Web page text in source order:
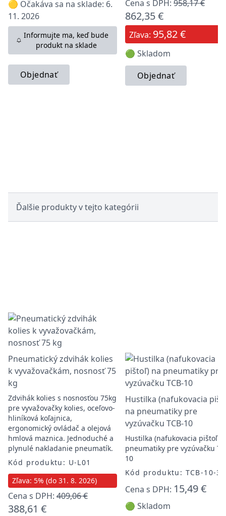
🟡 Očakáva sa na sklade: 6.
11. 2026
Informujte ma, keď bude
produkt na sklade
Objednať
Cena s DPH: 958,17 €
862,35 €
Zľava: 95,82 €
🟢 Skladom
Objednať
Ďalšie produkty v tejto kategórii
Pneumatický zdvihák kolies
k vyvažovačkám, nosnosť 75
kg
Zdvihák kolies s nosnosťou 75kg
pre vyvažovačky kolies, oceľovo-
hliníková koľajnica,
ergonomický ovládač a olejová
hmlová maznica. Jednoduché a
plynulé nakladanie pneumatík.
Kód produktu: U-L01
Zľava: 5% (do 31. 8. 2026)
Cena s DPH: 409,06 €
388,61 €
Hustilka (nafukovacia
na pneumatiky pre
vyzúvačku TCB-10
Hustilka (nafukovacia pištoľ)
pneumatiky pre vyzúvačku
10
Kód produktu: TCB-10-34
Cena s DPH: 15,49 €
🟢 Skladom